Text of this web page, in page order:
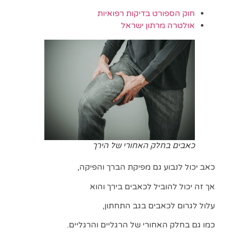
חוק הספורט בדיקות רפואיות
אולטרה מרתון ישראל
כאבים בחלק האחורי של הירך
כאב יכול לנבוע גם מפיקת הברך והפיקה,
אך זה יכול להוביל לכאבים בירך והוא
עלול לגרום לכאבים בגב התחתון,
כמו גם בחלק האחורי של הרגליים והרגליים.